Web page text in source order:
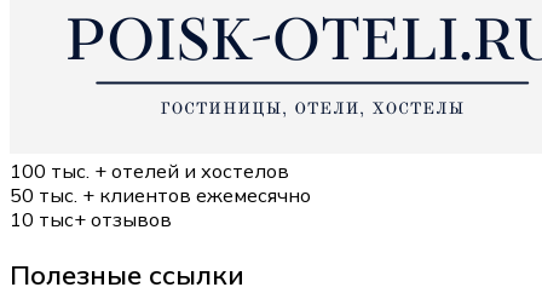
100 тыс. + отелей и хостелов
50 тыс. + клиентов ежемесячно
10 тыс+ отзывов
Полезные ссылки